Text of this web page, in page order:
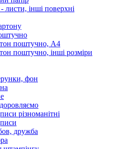
листи, інші поверхні
поштучно, А4
поштучно, інші розміри
фон
різноманітні
дружба